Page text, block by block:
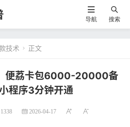
导航 搜索
技术  正文
便荔卡包6000-20000备
程序3分钟开通
1338 2026-04-17